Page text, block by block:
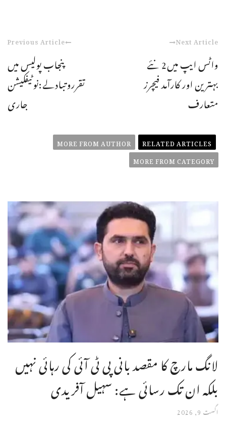
Previous Article
پنجاب پولیس میں
تقرروتبادلے:نوٹیفکیشن
جاری
Next Article
واٹس ایپ میں2 نئے
بہترین اور کارآمد فیچرز
متعارف
RELATED ARTICLES
MORE FROM AUTHOR
MORE FROM CATEGORY
لانگ مارچ کا مقصد بانی پی ٹی آئی کی رہائی نہیں
بلکہ ان تک رسائی ہے: سہیل آفریدی
اگست 9, 2026